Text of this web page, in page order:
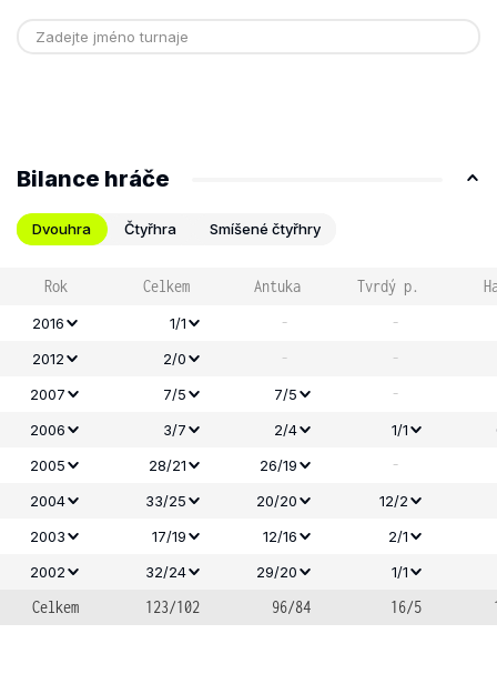
Bilance hráče
Dvouhra Čtyřhra Smíšené čtyřhry
Rok Celkem Antuka Tvrdý p.
2016 1/1 - -
2012 2/0 - -
2007
7/5 7/5 -
2006 3/7 2/4 1/1
2005
28/21 26/19 -
2004
33/25 20/20
12/2
2003
17/19 12/16 2/1
2002
32/24 29/20 1/1
Celkem 123/102 96/84 16/5